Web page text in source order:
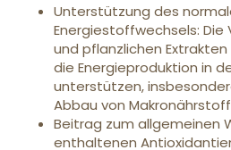
Unterstützung des
Energiestoffwechsels: Die
und pflanzlichen
die Energieproduktion in
unterstützen,
Abbau von
Beitrag zum allgemeinen
enthaltenen